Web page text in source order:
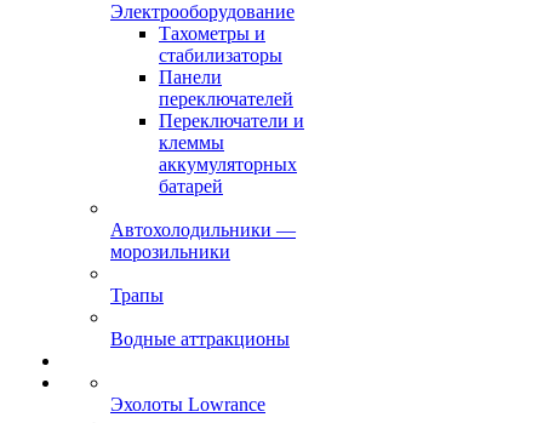
Электрооборудование
Тахометры и
стабилизаторы
Панели
переключателей
Переключатели и
клеммы
аккумуляторных
батарей
Автохолодильники —
морозильники
Трапы
Водные аттракционы
Эхолоты Lowrance